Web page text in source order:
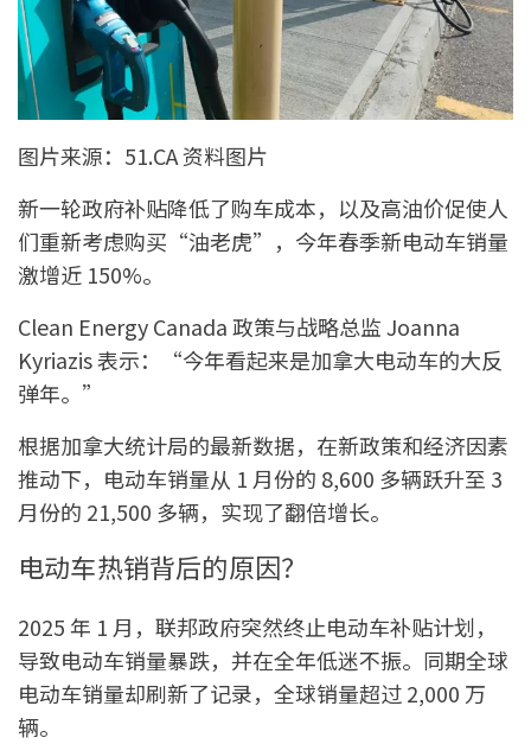
图片来源：51.CA 资料图片
新一轮政府补贴降低了购车成本，以及高油价促使人
们重新考虑购买“油老虎”，今年春季新电动车销量
激增近 150%。
Clean Energy Canada 政策与战略总监 Joanna
Kyriazis 表示：“今年看起来是加拿大电动车的大反
弹年。”
根据加拿大统计局的最新数据，在新政策和经济因素
推动下，电动车销量从 1 月份的 8,600 多辆跃升至 3
月份的 21,500 多辆，实现了翻倍增长。
电动车热销背后的原因？
2025 年 1 月，联邦政府突然终止电动车补贴计划，
导致电动车销量暴跌，并在全年低迷不振。同期全球
电动车销量却刷新了记录，全球销量超过 2,000 万
辆。